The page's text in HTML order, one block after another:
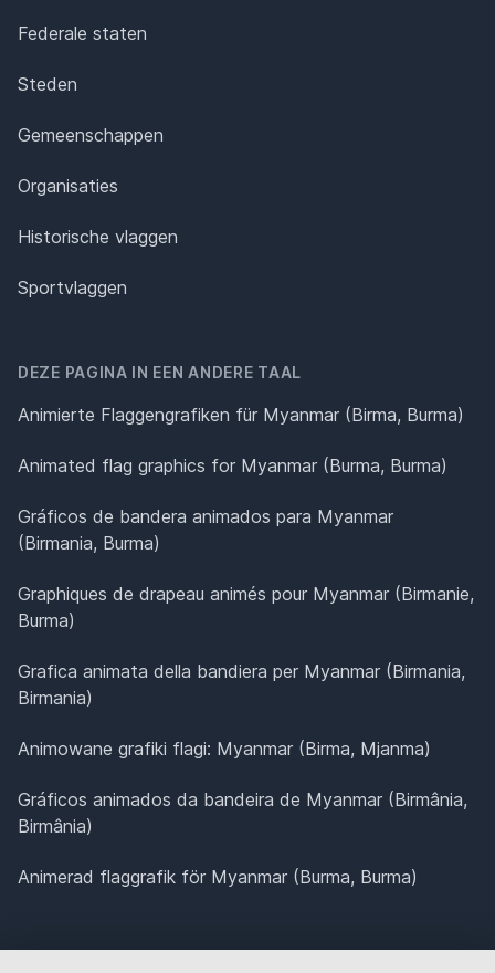
Federale staten
Steden
Gemeenschappen
Organisaties
Historische vlaggen
Sportvlaggen
DEZE PAGINA IN EEN ANDERE TAAL
Animierte Flaggengrafiken für Myanmar (Birma, Burma)
Animated flag graphics for Myanmar (Burma, Burma)
Gráficos de bandera animados para Myanmar
(Birmania, Burma)
Graphiques de drapeau animés pour Myanmar (Birmanie,
Burma)
Grafica animata della bandiera per Myanmar (Birmania,
Birmania)
Animowane grafiki flagi: Myanmar (Birma, Mjanma)
Gráficos animados da bandeira de Myanmar (Birmânia,
Birmânia)
Animerad flaggrafik för Myanmar (Burma, Burma)